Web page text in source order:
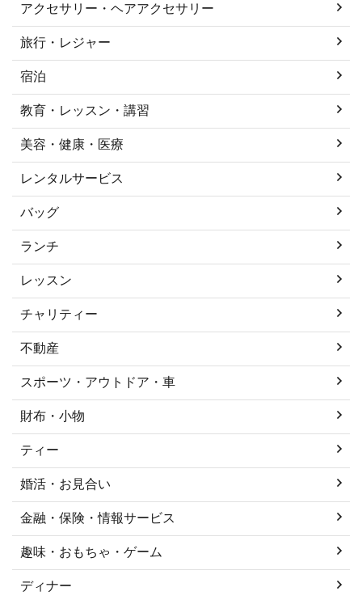
アクセサリー・ヘアアクセサリー
旅行・レジャー
宿泊
教育・レッスン・講習
美容・健康・医療
レンタルサービス
バッグ
ランチ
レッスン
チャリティー
不動産
スポーツ・アウトドア・車
財布・小物
ティー
婚活・お見合い
金融・保険・情報サービス
趣味・おもちゃ・ゲーム
ディナー